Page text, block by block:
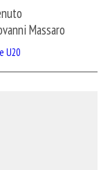
Massaro
U20